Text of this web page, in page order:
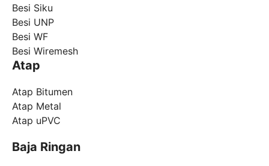
Besi Siku
Besi UNP
Besi WF
Besi Wiremesh
Atap
Atap Bitumen
Atap Metal
Atap uPVC
Baja Ringan